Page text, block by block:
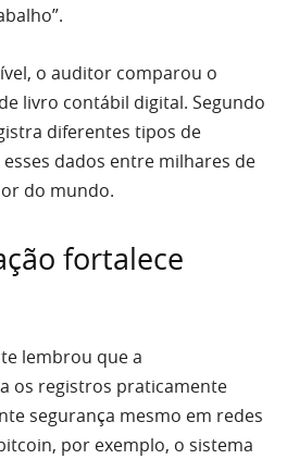
o auditor comparou o
livro contábil digital. Segundo
diferentes tipos de
dados entre milhares de
do mundo.
fortalece
lembrou que a
os registros praticamente
segurança mesmo em redes
por exemplo, o sistema